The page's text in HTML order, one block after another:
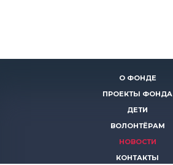
О ФОНДЕ
ПРОЕКТЫ ФОНДА
ДЕТИ
ВОЛОНТЁРАМ
НОВОСТИ
КОНТАКТЫ